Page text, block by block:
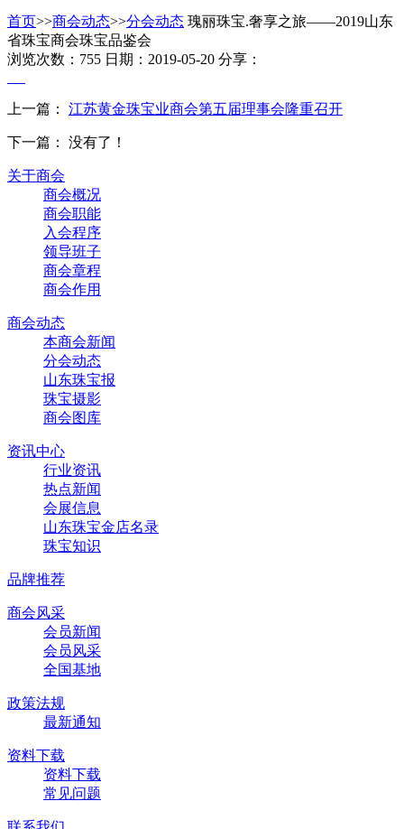
首页>>商会动态>>分会动态 瑰丽珠宝.奢享之旅——2019山东
省珠宝商会珠宝品鉴会
浏览次数：755 日期：2019-05-20 分享：
上一篇： 江苏黄金珠宝业商会第五届理事会隆重召开
下一篇： 没有了！
关于商会
商会概况
商会职能
入会程序
领导班子
商会章程
商会作用
商会动态
本商会新闻
分会动态
山东珠宝报
珠宝摄影
商会图库
资讯中心
行业资讯
热点新闻
会展信息
山东珠宝金店名录
珠宝知识
品牌推荐
商会风采
会员新闻
会员风采
全国基地
政策法规
最新通知
资料下载
资料下载
常见问题